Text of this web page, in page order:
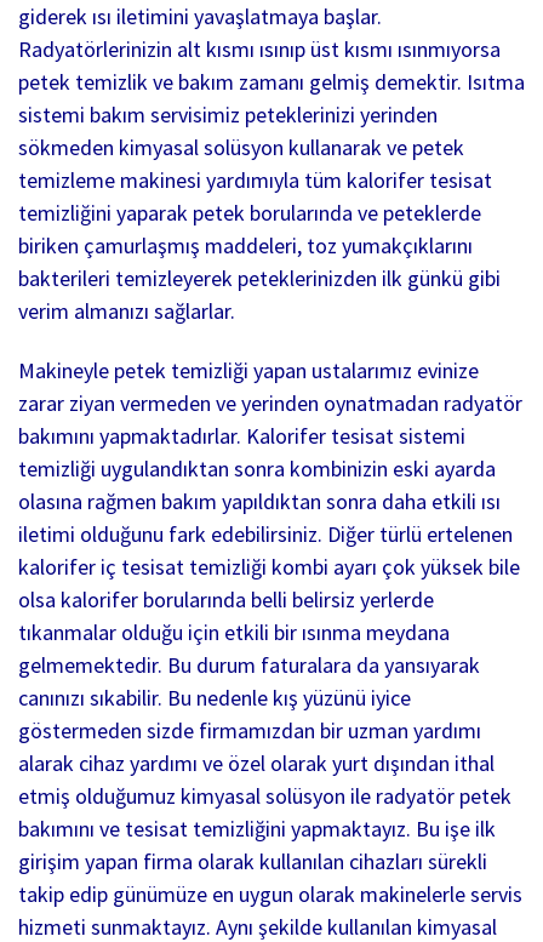
giderek ısı iletimini yavaşlatmaya başlar.
Radyatörlerinizin alt kısmı ısınıp üst kısmı ısınmıyorsa
petek temizlik ve bakım zamanı gelmiş demektir. Isıtma
sistemi bakım servisimiz peteklerinizi yerinden
sökmeden kimyasal solüsyon kullanarak ve petek
temizleme makinesi yardımıyla tüm kalorifer tesisat
temizliğini yaparak petek borularında ve peteklerde
biriken çamurlaşmış maddeleri, toz yumakçıklarını
bakterileri temizleyerek peteklerinizden ilk günkü gibi
verim almanızı sağlarlar.
Makineyle petek temizliği yapan ustalarımız evinize
zarar ziyan vermeden ve yerinden oynatmadan radyatör
bakımını yapmaktadırlar. Kalorifer tesisat sistemi
temizliği uygulandıktan sonra kombinizin eski ayarda
olasına rağmen bakım yapıldıktan sonra daha etkili ısı
iletimi olduğunu fark edebilirsiniz. Diğer türlü ertelenen
kalorifer iç tesisat temizliği kombi ayarı çok yüksek bile
olsa kalorifer borularında belli belirsiz yerlerde
tıkanmalar olduğu için etkili bir ısınma meydana
gelmemektedir. Bu durum faturalara da yansıyarak
canınızı sıkabilir. Bu nedenle kış yüzünü iyice
göstermeden sizde firmamızdan bir uzman yardımı
alarak cihaz yardımı ve özel olarak yurt dışından ithal
etmiş olduğumuz kimyasal solüsyon ile radyatör petek
bakımını ve tesisat temizliğini yapmaktayız. Bu işe ilk
girişim yapan firma olarak kullanılan cihazları sürekli
takip edip günümüze en uygun olarak makinelerle servis
hizmeti sunmaktayız. Aynı şekilde kullanılan kimyasal